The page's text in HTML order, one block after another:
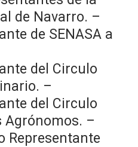
de Navarro. –
de SENASA a
del Circulo
–
del Circulo
Agrónomos. –
Representante